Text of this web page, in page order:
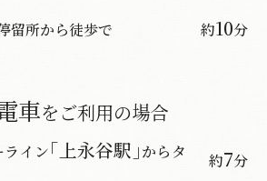
留所から徒歩で 約10分
車をご利用の場合
ライン｢上永谷駅｣からタ
約7分